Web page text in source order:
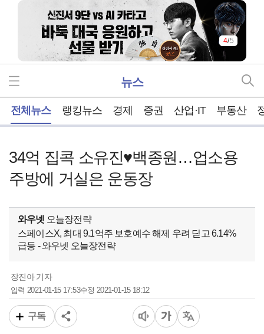
4/5
뉴스
전체뉴스 랭킹뉴스 경제 증권 산업·IT 부동산
34억 집콕 소유진♥백종원…업소용
주방에 거실은 운동장
와우넷 오늘장전략
스페이스X, 최대 9.1억주 보호예수 해제 우려 딛고 6.14%
급등 - 와우넷 오늘장전략
장진아 기자
입력2021-01-15 17:53수정 2021-01-15 18:12
구독